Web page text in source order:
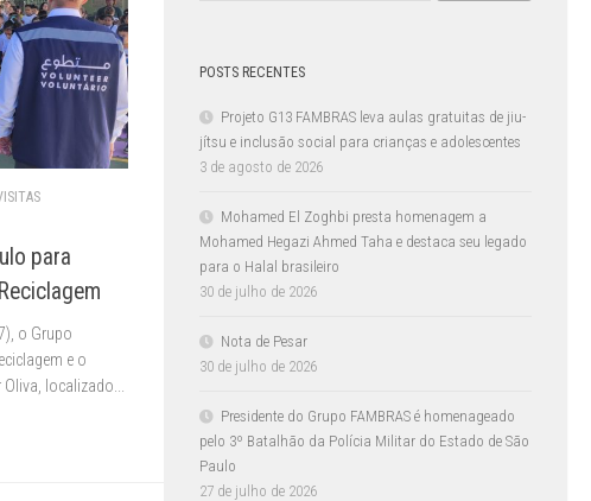
para
o Grupo
e o
localizado...
POSTS RECENTES
Projeto G13 FAMBRAS leva aulas gratuitas de jiu-
jítsu e inclusão social para crianças e adolescentes
3 de agosto de 2026
Mohamed El Zoghbi presta homenagem a
Mohamed Hegazi Ahmed Taha e destaca seu legado
para o Halal brasileiro
30 de julho de 2026
Nota de Pesar
30 de julho de 2026
Presidente do Grupo FAMBRAS é homenageado
pelo 3º Batalhão da Polícia Militar do Estado de São
Paulo
27 de julho de 2026